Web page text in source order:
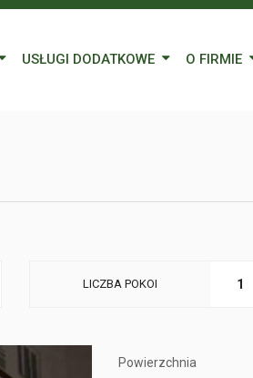
USŁUGI DODATKOWE O FIRMIE
LICZBA POKOI 1
Powierzchnia